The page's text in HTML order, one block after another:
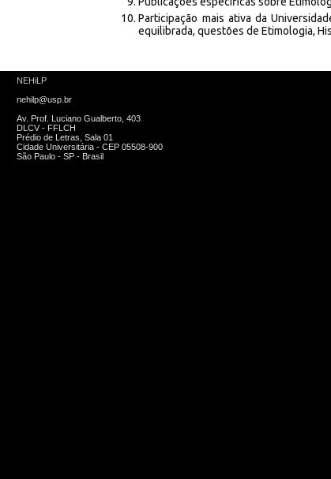
Participação mais ativa da
equilibrada, questões de Etimologia,
NEHiLP
nehilp@usp.br
Av. Prof. Luciano Gualberto, 403
DLCV - FFLCH
Prédio de Letras, Sala 01
Cidade Universitária - CEP 05508-900
São Paulo - SP - Brasil